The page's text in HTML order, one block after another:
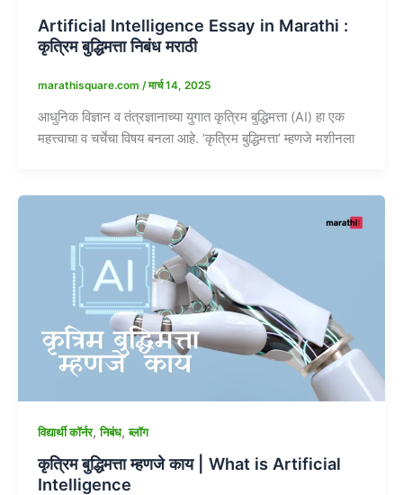
Artificial Intelligence Essay in Marathi :
कृत्रिम बुद्धिमत्ता निबंध मराठी
marathisquare.com /मार्च 14, 2025
आधुनिक विज्ञान व तंत्रज्ञानाच्या युगात कृत्रिम बुद्धिमत्ता (AI) हा एक
महत्त्वाचा व चर्चेचा विषय बनला आहे. ‘कृत्रिम बुद्धिमत्ता’ म्हणजे मशीनला
विद्यार्थी कॉर्नर,निबंध,ब्लॉग
कृत्रिम बुद्धिमत्ता म्हणजे काय | What is Artificial
Intelligence